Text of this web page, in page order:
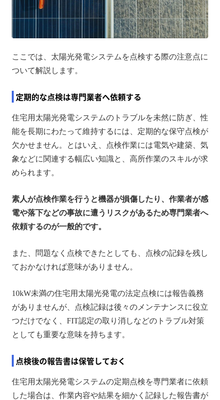
ここでは、太陽光発電システムを点検する際の注意点に
ついて解説します。
定期的な点検は専門業者へ依頼する
住宅用太陽光発電システムのトラブルを未然に防ぎ、性
能を長期にわたって維持するには、定期的な保守点検が
欠かせません。とはいえ、点検作業には電気や建築、気
象などに関連する幅広い知識と、高所作業のスキルが求
められます。
素人が点検作業を行うと機器が損傷したり、作業者が感
電や落下などの事故に遭うリスクがあるため専門業者へ
依頼するのが一般的です。
また、問題なく点検できたとしても、点検の記録を残し
ておかなければ意味がありません。
10kW未満の住宅用太陽光発電の法定点検には報告義務
がありませんが、点検記録は後々のメンテナンスに役立
つだけでなく、FIT認定の取り消しなどのトラブル対策
としても重要な意味を持ちます。
点検後の報告書は保管しておく
住宅用太陽光発電システムの定期点検を専門業者に依頼
した場合は、作業内容や結果を細かく記録した報告書が